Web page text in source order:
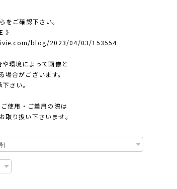
をご確認下さい。
》
blog/2023/04/03/153554
環境によって画像と
合がございます。
さい。
使用・ご着用の際は
り扱い下さいませ。